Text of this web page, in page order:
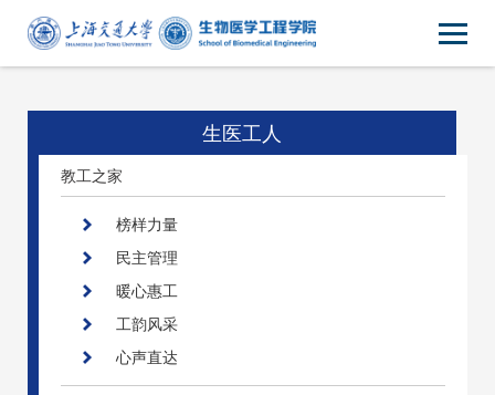
生医工人
教工之家
榜样力量
民主管理
暖心惠工
工韵风采
心声直达